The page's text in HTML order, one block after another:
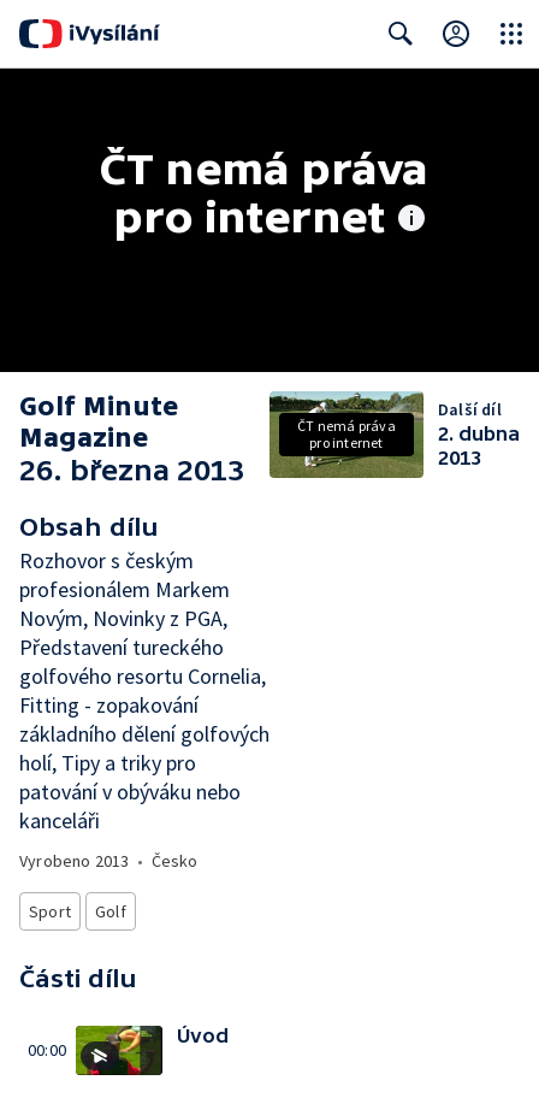
ČT nemá práva
pro internet
Golf Minute
Magazine
26. března 2013
Obsah dílu
Rozhovor s českým
profesionálem Markem
Novým, Novinky z PGA,
Představení tureckého
golfového resortu Cornelia,
Fitting - zopakování
základního dělení golfových
holí, Tipy a triky pro
patování v obýváku nebo
kanceláři
Vyrobeno 2013 • Česko
Sport Golf
Části dílu
00:00
Úvod
ČT nemá práva
pro internet
Další díl
2. dubna
2013